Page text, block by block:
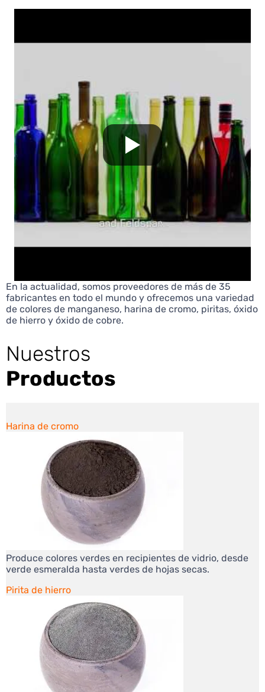
En la actualidad, somos proveedores de más de 35
fabricantes en todo el mundo y ofrecemos una variedad
de colores de manganeso, harina de cromo, piritas, óxido
de hierro y óxido de cobre.
Nuestros
Productos
Harina de cromo
Produce colores verdes en recipientes de vidrio, desde
verde esmeralda hasta verdes de hojas secas.
Pirita de hierro